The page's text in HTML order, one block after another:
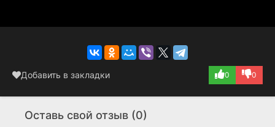
Добавить в закладки 0 0
Оставь свой отзыв (0)